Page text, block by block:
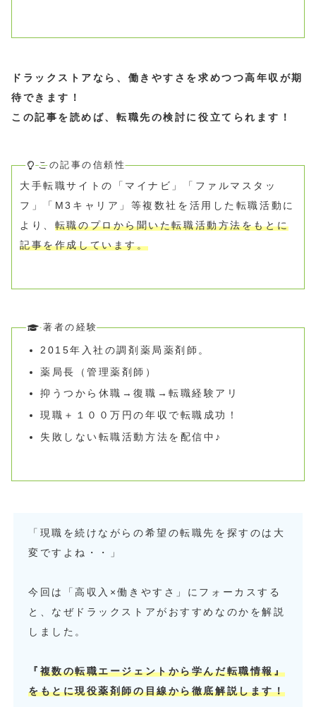
ドラックストアなら、働きやすさを求めつつ高年収が期
待できます！
この記事を読めば、転職先の検討に役立てられます！
この記事の信頼性
大手転職サイトの「マイナビ」「ファルマスタッ
フ」「M3キャリア」等複数社を活用した転職活動に
より、 転職のプロから聞いた転職活動方法をもとに
記事を作成しています。
著者の経験
2015年入社の調剤薬局薬剤師。
薬局長（管理薬剤師）
抑うつから休職→復職→転職経験アリ
現職＋１００万円の年収で転職成功！
失敗しない転職活動方法を配信中♪
「現職を続けながらの希望の転職先を探すのは大
変ですよね・・」
今回は「高収入×働きやすさ」にフォーカスする
と、なぜドラックストアがおすすめなのかを解説
しました。
『 複数の転職エージェントから学んだ転職情報』
をもとに現役薬剤師の目線から徹底解説します！